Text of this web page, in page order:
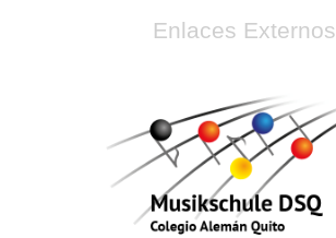
Enlaces Externos